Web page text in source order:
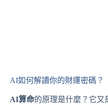
AI如何解讀你的財運密碼？
AI算命的原理是什麼？它又